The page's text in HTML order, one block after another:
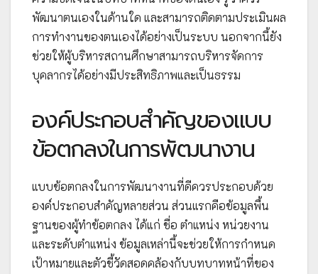
พัฒนาตนเองในด้านใด และสามารถติดตามประเมินผล
การทำงานของตนเองได้อย่างเป็นระบบ นอกจากนี้ยัง
ช่วยให้ผู้บริหารสถานศึกษาสามารถบริหารจัดการ
บุคลากรได้อย่างมีประสิทธิภาพและเป็นธรรม
องค์ประกอบสำคัญของแบบ
ข้อตกลงในการพัฒนางาน
แบบข้อตกลงในการพัฒนางานที่ดีควรประกอบด้วย
องค์ประกอบสำคัญหลายส่วน ส่วนแรกคือข้อมูลพื้น
ฐานของผู้ทำข้อตกลง ได้แก่ ชื่อ ตำแหน่ง หน่วยงาน
และระดับตำแหน่ง ข้อมูลเหล่านี้จะช่วยให้การกำหนด
เป้าหมายและตัวชี้วัดสอดคล้องกับบทบาทหน้าที่ของ